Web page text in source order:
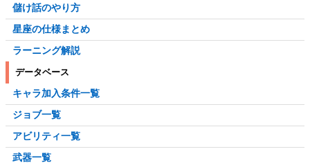
儲け話のやり方
星座の仕様まとめ
ラーニング解説
データベース
キャラ加入条件一覧
ジョブ一覧
アビリティ一覧
武器一覧